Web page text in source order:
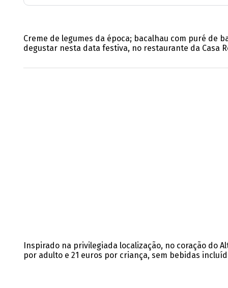
Creme de legumes da época; bacalhau com puré de
degustar nesta data festiva, no restaurante da Casa
Inspirado na privilegiada localização, no coração do
por adulto e 21 euros por criança, sem bebidas